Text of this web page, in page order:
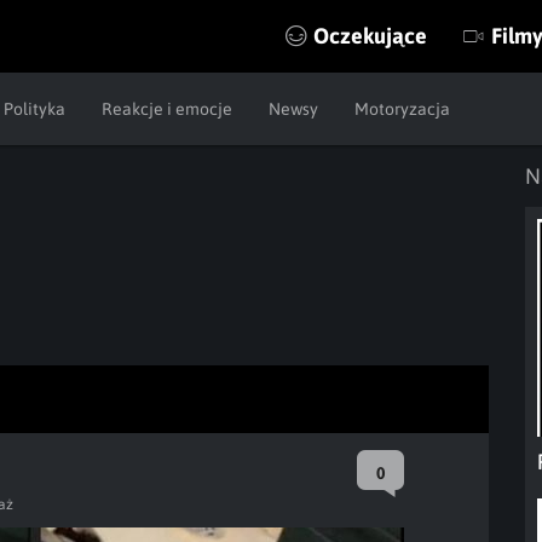
Oczekujące Filmy
Polityka Reakcje i emocje Newsy Motoryzacja
0